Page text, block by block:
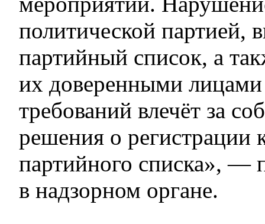
политической партией,
партийный список, а
их доверенными
требований влечёт за
решения о регистрации
партийного списка», —
в надзорном органе.